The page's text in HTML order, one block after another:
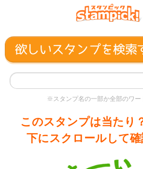
※スタンプ名の一部か全部のワー
このスタンプは当たり
下にスクロールして確